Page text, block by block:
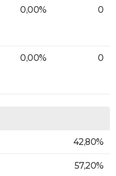
0,00% 0
0,00% 0
42,80%
57,20%